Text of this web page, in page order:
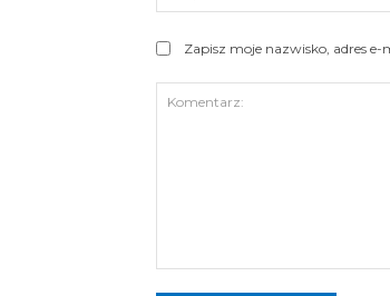
Zapisz moje nazwisko, adres